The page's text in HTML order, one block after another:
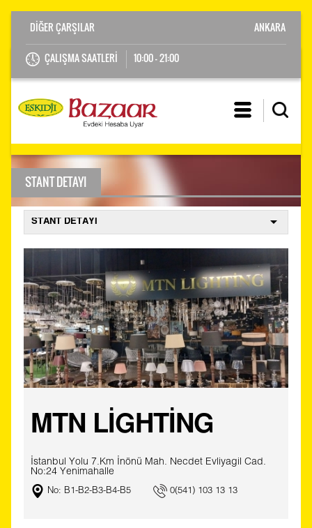
ÇALIŞMA SAATLERİ 10:00 - 21:00
ANKARA
STANT DETAYI
MTN LİGHTİNG
İstanbul Yolu 7.Km İnönü Mah. Necdet Evliyagil Cad.
No:24 Yenimahalle
No: B1-B2-B3-B4-B5 0(541) 103 13 13